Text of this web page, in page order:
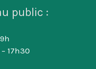
public :
17h30